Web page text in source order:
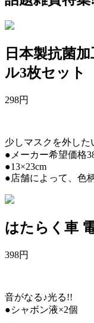
日本製抗菌
ル3枚セット
298円
少しマスクを外した
●メーカー希望価格
●13×23cm
●店舗によって、色
はたらく車
398円
音がなる♪光る!!
●シャボン液×2個